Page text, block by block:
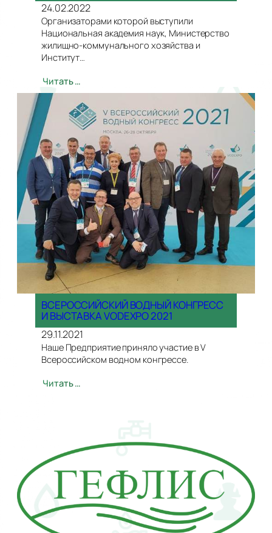
24.02.2022
Организаторами которой выступили
Национальная академия наук, Министерство
жилищно-коммунального хозяйства и
Институт…
Читать …
ВСЕРОССИЙСКИЙ ВОДНЫЙ КОНГРЕСС
И ВЫСТАВКА VODEXPO 2021
29.11.2021
Наше Предприятие приняло участие в V
Всероссийском водном конгрессе.
Читать …